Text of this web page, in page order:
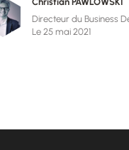
Directeur du Business
Le 25 mai 2021